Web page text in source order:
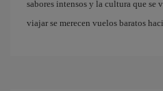
sabores intensos y la cultura que se
viajar se merecen vuelos baratos